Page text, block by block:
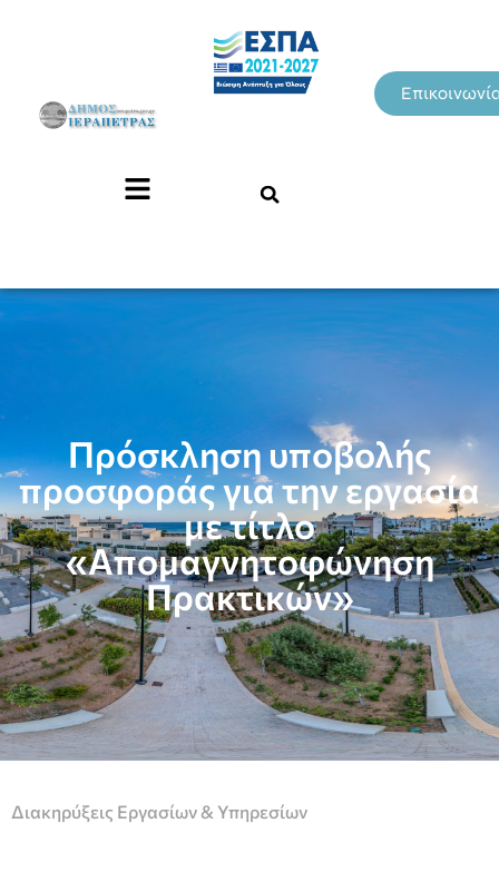
Πρόσκληση υποβολής
προσφοράς για την εργασία
με τίτλο
«Απομαγνητοφώνηση
Πρακτικών»
Διακηρύξεις Εργασίων & Υπηρεσίων